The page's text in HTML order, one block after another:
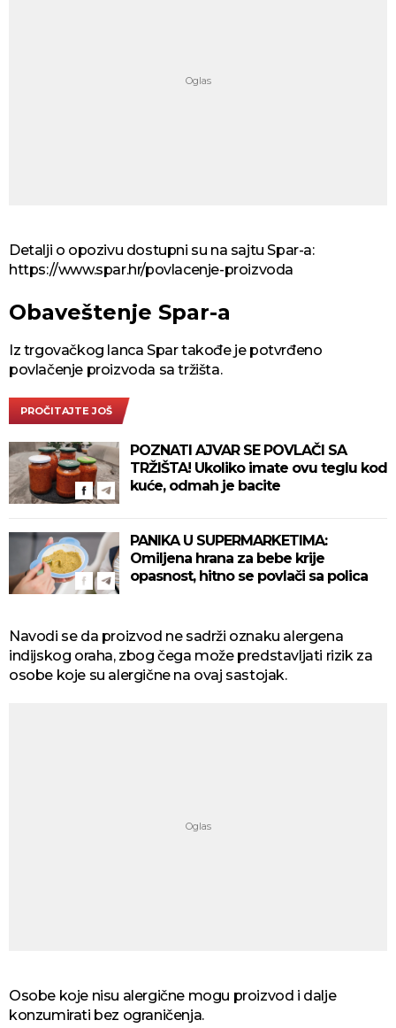
Detalji o opozivu dostupni su na sajtu Spar-a:
https://www.spar.hr/povlacenje-proizvoda
Obaveštenje Spar-a
Iz trgovačkog lanca Spar takođe je potvrđeno
povlačenje proizvoda sa tržišta.
PROČITAJTE JOŠ
POZNATI AJVAR SE POVLAČI SA
TRŽIŠTA! Ukoliko imate ovu teglu kod
kuće, odmah je bacite
PANIKA U SUPERMARKETIMA:
Omiljena hrana za bebe krije
opasnost, hitno se povlači sa polica
Navodi se da proizvod ne sadrži oznaku alergena
indijskog oraha, zbog čega može predstavljati rizik za
osobe koje su alergične na ovaj sastojak.
Osobe koje nisu alergične mogu proizvod i dalje
konzumirati bez ograničenja.